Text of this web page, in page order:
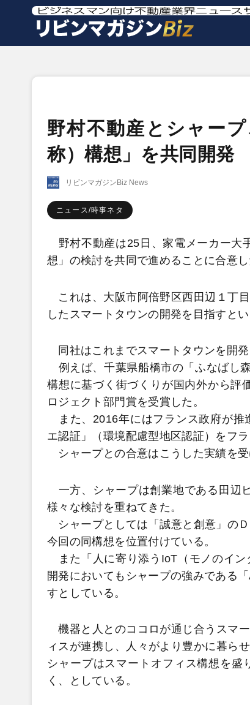
野村不動産とシャー
称）構想」を共同開発
リビンマガジンBiz News
ニュース/時事ネタ
野村不動産は25日、家電メーカー大
想」の検討を共同で進めることに合意し
これは、大阪市阿倍野区西田辺１丁
したスマートタウンの開発を目指すとい
同社はこれまでスマートタウンを開発
例えば、千葉県船橋市の「ふなばし
構想に基づく街づくりが国内外から評
ロジェクト部門賞を受賞した。
また、2016年にはフランス政府が推
エ認証」（環境配慮型地区認証）をフ
シャープとの合意はこうした実績を受
一方、シャープは創業地である田辺
様々な検討を重ねてきた。
シャープとしては「誠意と創意」の
今回の同構想を位置付けている。
また「人に寄り添うIoT（モノのイン
開発においてもシャープの強みである
すとしている。
機器と人とのココロが通じ合うスマ
ィスが連携し、人々がより豊かに暮ら
シャープはスマートオフィス構想を
く、としている。